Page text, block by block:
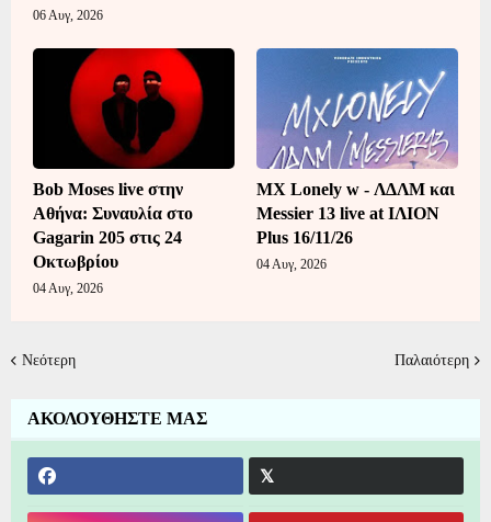
06 Αυγ, 2026
Bob Moses live στην
Αθήνα: Συναυλία στο
Gagarin 205 στις 24
Οκτωβρίου
04 Αυγ, 2026
MX Lonely w - ΛΔΛΜ και
Messier 13 live at ΙΛΙΟΝ
Plus 16/11/26
04 Αυγ, 2026
Νεότερη Παλαιότερη
ΑΚΟΛΟΥΘΗΣΤΕ ΜΑΣ